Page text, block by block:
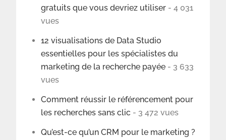
gratuits que vous devriez utiliser - 4 031
vues
12 visualisations de Data Studio
essentielles pour les spécialistes du
marketing de la recherche payée - 3 633
vues
Comment réussir le référencement pour
les recherches sans clic - 3 472 vues
Qu’est-ce qu’un CRM pour le marketing ?